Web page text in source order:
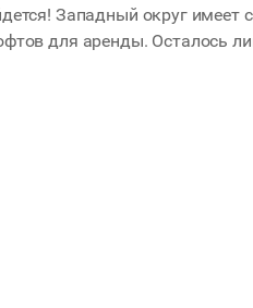
Западный округ имеет
для аренды. Осталось